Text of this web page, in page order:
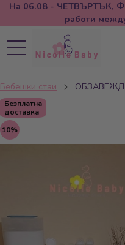
На 06.08 - ЧЕТВЪРТЪК,
работи
Бебешки стаи
Безплатна
доставка
10%